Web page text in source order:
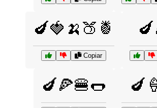
🍆🍓🍌🍑🍍
Copiar
🍆🍕🍔🌭